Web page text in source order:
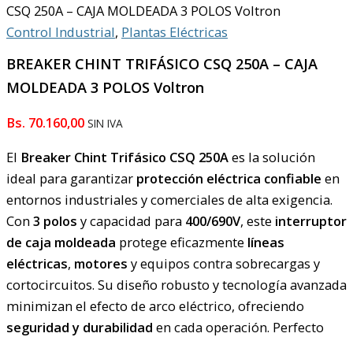
CSQ 250A – CAJA MOLDEADA 3 POLOS Voltron
Control Industrial, Plantas Eléctricas
BREAKER CHINT TRIFÁSICO CSQ 250A – CAJA
MOLDEADA 3 POLOS Voltron
Bs. 70.160,00 SIN IVA
El Breaker Chint Trifásico CSQ 250Aes la solución
ideal para garantizar protección eléctrica confiable en
entornos industriales y comerciales de alta exigencia.
Con3 polos y capacidad para 400/690V, este interruptor
de caja moldeada protege eficazmente líneas
eléctricas, motores y equipos contra sobrecargas y
cortocircuitos. Su diseño robusto y tecnología avanzada
minimizan el efecto de arco eléctrico, ofreciendo
seguridad y durabilidad en cada operación. Perfecto